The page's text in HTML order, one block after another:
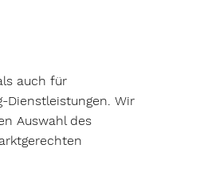
auch für
Dienstleistungen. Wir
Auswahl des